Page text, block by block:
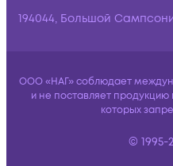
194044, Большой
ООО «НАГ» соблюдает
и не поставляет продукцию
которых
© 1995-